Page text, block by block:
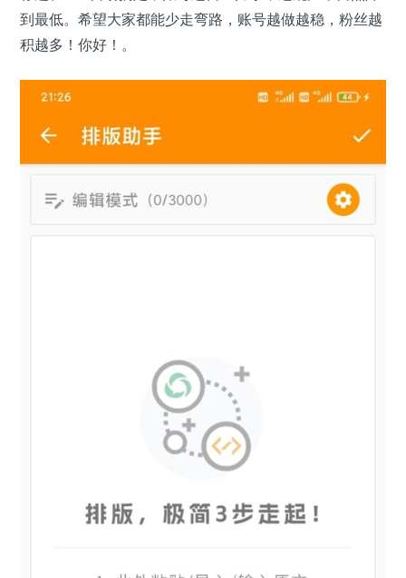
到最低。希望大家都能少走弯路，账号越做越稳，粉丝越
积越多！你好！。